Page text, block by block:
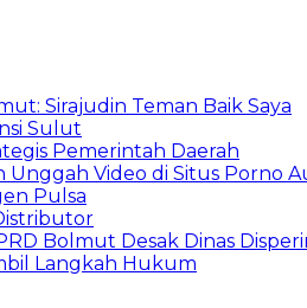
Sirajudin Teman Baik Saya
Sulut
Pemerintah Daerah
Unggah Video di Situs Porno
Pulsa
Bolmut Desak Dinas
Langkah Hukum